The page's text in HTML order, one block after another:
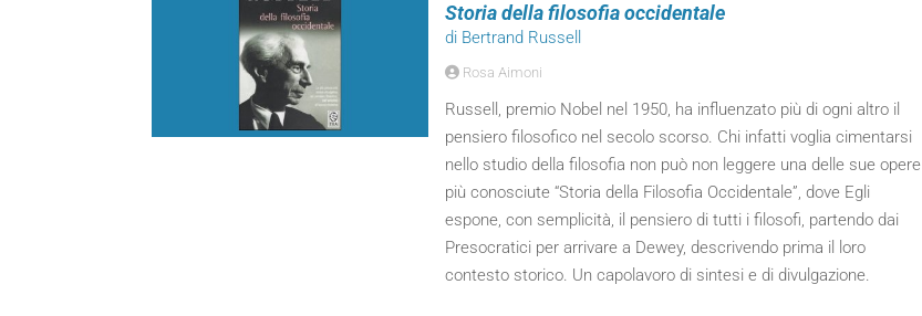
Storia della filosofia occidentale
di Bertrand Russell
Rosa Aimoni
Russell, premio Nobel nel 1950, ha influenzato più di ogni altro il
pensiero filosofico nel secolo scorso. Chi infatti voglia cimentarsi
nello studio della filosofia non può non leggere una delle sue opere
più conosciute “Storia della Filosofia Occidentale”, dove Egli
espone, con semplicità, il pensiero di tutti i filosofi, partendo dai
Presocratici per arrivare a Dewey, descrivendo prima il loro
contesto storico. Un capolavoro di sintesi e di divulgazione.